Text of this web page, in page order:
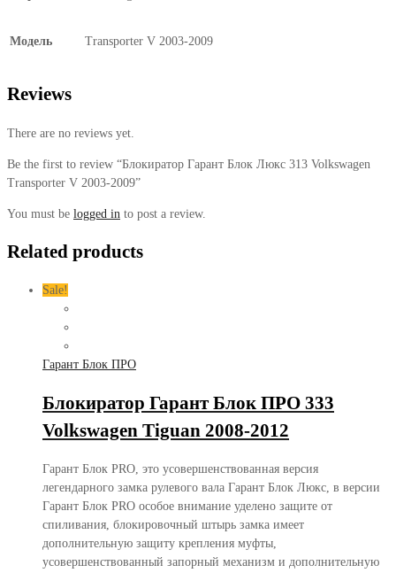
Модель Transporter V 2003-2009
Reviews
There are no reviews yet.
Be the first to review “Блокиратор Гарант Блок Люкс 313 Volkswagen
Transporter V 2003-2009”
You must be logged in to post a review.
Related products
Sale!
Гарант Блок ПРО
Блокиратор Гарант Блок ПРО 333
Volkswagen Tiguan 2008-2012
Гарант Блок PRO, это усовершенствованная версия
легендарного замка рулевого вала Гарант Блок Люкс, в версии
Гарант Блок PRO особое внимание уделено защите от
спиливания, блокировочный штырь замка имеет
дополнительную защиту крепления муфты,
усовершенствованный запорный механизм и дополнительную